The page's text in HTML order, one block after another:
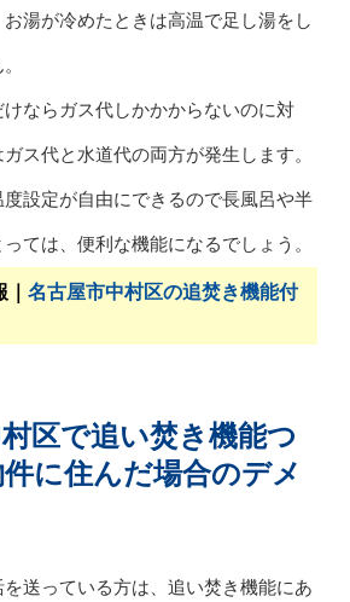
湯が冷めたときは高温で足し湯をし
ならガス代しかかからないのに対
ス代と水道代の両方が発生します。
度設定が自由にできるので長風呂や半
ては、便利な機能になるでしょう。
名古屋市中村区の追焚き機能付
区で追い焚き機能つ
に住んだ場合のデメ
送っている方は、追い焚き機能にあ